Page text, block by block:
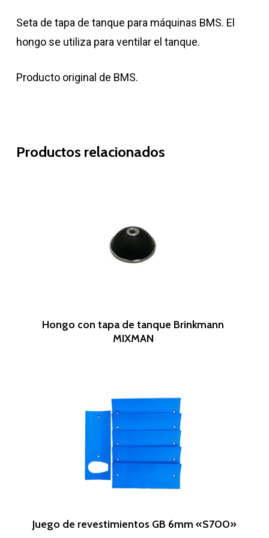
Seta de tapa de tanque para máquinas BMS. El
hongo se utiliza para ventilar el tanque.
Producto original de BMS.
Productos relacionados
Leer Más
Hongo con tapa de tanque Brinkmann
MIXMAN
Leer Más
Juego de revestimientos GB 6mm «S700»